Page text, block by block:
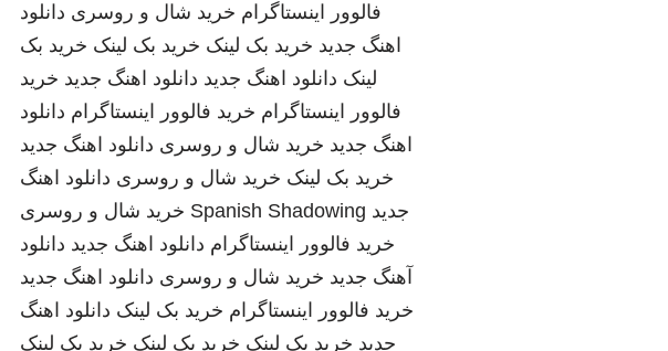
فالوور اینستاگرام خرید شال و روسری دانلود
اهنگ جدید خرید بک لینک خرید بک لینک خرید بک
لینک دانلود اهنگ جدید دانلود اهنگ جدید خرید
فالوور اینستاگرام خرید فالوور اینستاگرام دانلود
اهنگ جدید خرید شال و روسری دانلود اهنگ جدید
خرید بک لینک خرید شال و روسری دانلود اهنگ
جدید Spanish Shadowing خرید شال و روسری
خرید فالوور اینستاگرام دانلود اهنگ جدید دانلود
آهنگ جدید خرید شال و روسری دانلود اهنگ جدید
خرید فالوور اینستاگرام خرید بک لینک دانلود اهنگ
جدید خرید بک لینک خرید بک لینک خرید بک لینک